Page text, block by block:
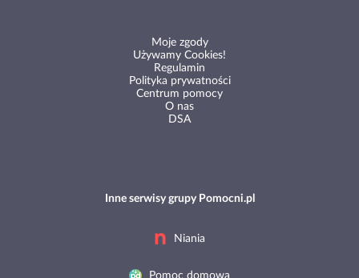
Moje zgody
Używamy Cookies!
Regulamin
Polityka prywatności
Centrum pomocy
O nas
DSA
Inne serwisy grupy Pomocni.pl
Niania